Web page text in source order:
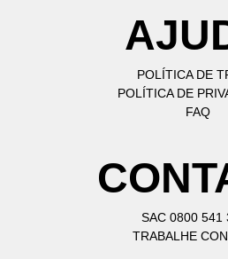
POLÍTICA DE
POLÍTICA DE
FAQ
SAC 0800 541
TRABALHE